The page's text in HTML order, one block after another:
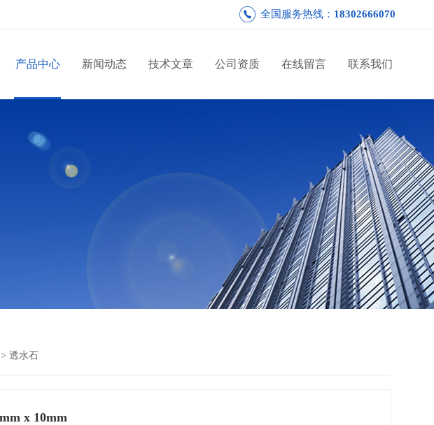
全国服务热线： 18302666070
产品中心 新闻动态 技术文章 公司资质 在线留言 联系我们
> 透水石
x 10mm